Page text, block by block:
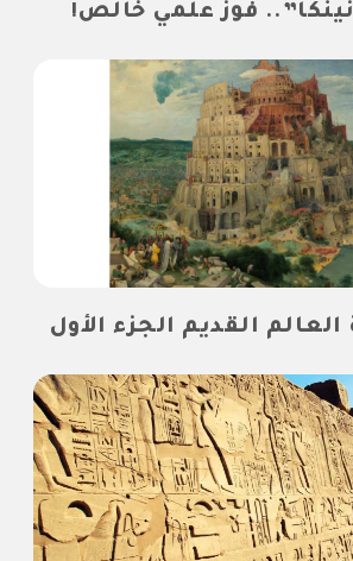
فوز علمي خالص!
القديم الجزء الأول